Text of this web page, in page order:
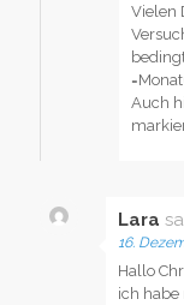
Vielen
Auch
Lara
16.
Hallo
ich habe